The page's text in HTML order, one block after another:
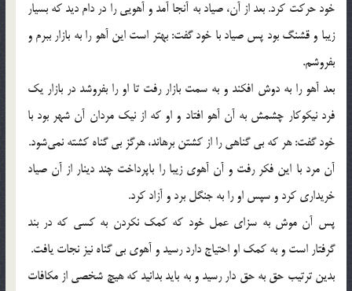
خود حرکت کرد. بعد از آن، صیاد به آنجا آمد و آهویی را در دام دید که بسیار
زیبا و قشنگ بود پس صیاد با خود گفت: بهتر است این آهو را به بازار ببرم و
بفروشم.
بعد آهو را به دوش افکند و به سمت بازار رفت تا او را بفروشد در بازار یک
فرد نیکوکار چشمش به آن آهو افتاد و او که از نیک مردان آن شهر بود با
خود گفت: هر که بی گناهی را از کشتن برهاند، هرگز بی گناه کشته نمی‌شود.
آن مرد با این فکر رفت و آن آهوی زیبا را باپرداخت چند دینار از آن صیاد
خریداری کرد و سپس او را به جنگل برد و آزاد کرد.
پس آن موش به سزای عمل خود که کمک نکردن به کسی که در بند
گرفتار است و به کمک او احتیاج دارد رسید و آهوی بی گناه نیز نجات یافت.
بدین ترتیب حق به حق دار رسید و به باید بدانید که هیچ شخصی از مکافات